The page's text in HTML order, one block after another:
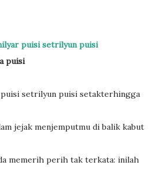
puisi setrilyun puisi
puisi
setrilyun puisi setakterhingga
jejak menjemputmu di balik kabut
memerih perih tak terkata: inilah